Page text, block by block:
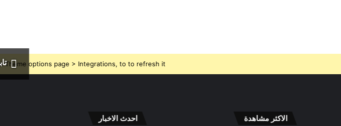
Theme options page > Integrations, to to refresh it.
الاكثر مشاهدة احدث الاخبار